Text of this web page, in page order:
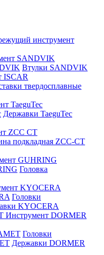
SANDVIK
Втулки SANDVIK
ISCAR
твердосплавные
TaeguTec
Державки TaeguTec
ZCС CT
подкладная ZCC-CT
GUHRING
Головка
KYOCERA
Головки
KYOCERA
Инструмент DORMER
Головки
Державки DORMER